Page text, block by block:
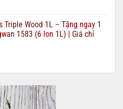
free
hay
mua
Triple Wood 1L – Tặng ngay 1
1583 (6 lon 1L) | Giá chỉ
Grant’s
Triple
Wood